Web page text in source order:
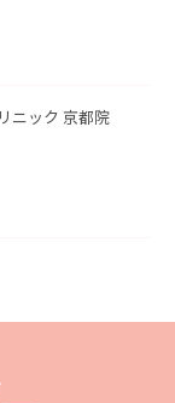
ニック 京都院